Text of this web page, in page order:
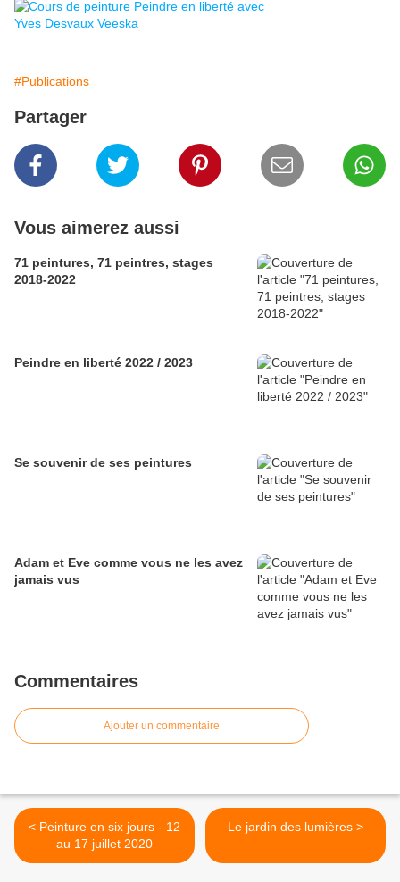
#Publications
Partager
Vous aimerez aussi
71 peintures, 71 peintres, stages
2018-2022
Peindre en liberté 2022 / 2023
Se souvenir de ses peintures
Adam et Eve comme vous ne les avez
jamais vus
Commentaires
Ajouter un commentaire
< Peinture en six jours - 12
au 17 juillet 2020
Le jardin des lumières >